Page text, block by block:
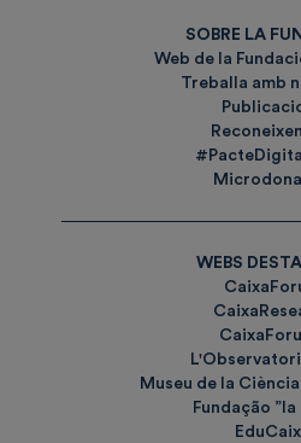
SOBRE LA
Web de la
Treballa amb
WEBS
L'Observatori
Museu de la
Fundação ”la